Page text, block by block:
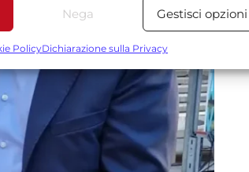
Sempre
provenienti da altre fonti di dati,
automaticamente.
precisi, Riconoscere i
informazioni richieste attivamente.
Nega Gestisci opzioni
PolicyDichiarazione sulla Privacy